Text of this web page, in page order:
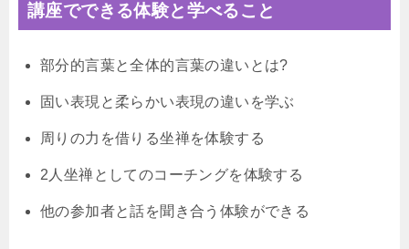
講座でできる体験と学べること
部分的言葉と全体的言葉の違いとは?
固い表現と柔らかい表現の違いを学ぶ
周りの力を借りる坐禅を体験する
2人坐禅としてのコーチングを体験する
他の参加者と話を聞き合う体験ができる